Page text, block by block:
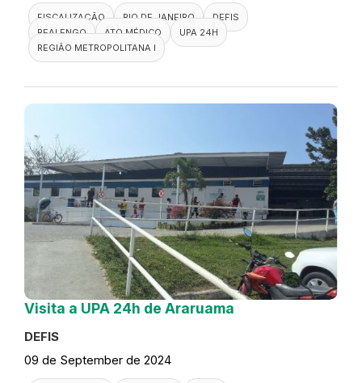
FISCALIZAÇÃO RIO DE JANEIRO
DEFIS
REALENGO
ATO MÉDICO
UPA 24H
REGIÃO METROPOLITANA I
Visita a UPA 24h de Araruama
DEFIS
09 de September de 2024